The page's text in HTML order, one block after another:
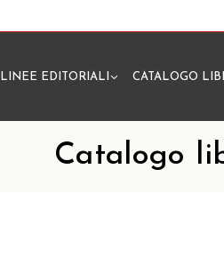
LINEE EDITORIALI CATALOGO
Catalogo